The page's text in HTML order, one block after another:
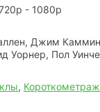
- 1080p
Джим
Уорнер, Пол
,